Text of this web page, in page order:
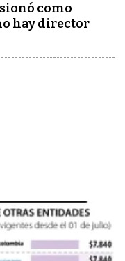
como
hay director